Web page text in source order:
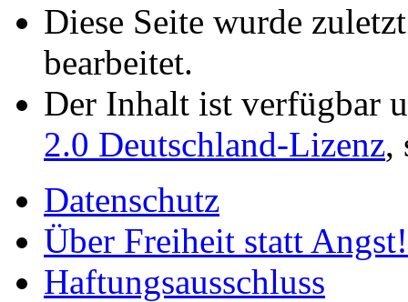
Diese Seite wurde
bearbeitet.
Der Inhalt ist verfügbar
2.0 Deutschland-Lizenz,
Datenschutz
Über Freiheit statt Angst!
Haftungsausschluss